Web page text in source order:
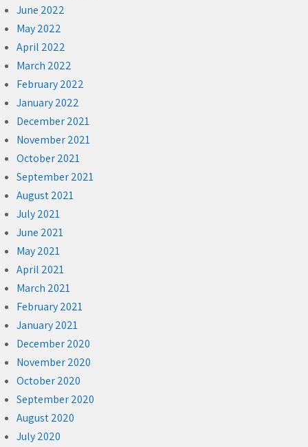
June 2022
May 2022
April 2022
March 2022
February 2022
January 2022
December 2021
November 2021
October 2021
September 2021
August 2021
July 2021
June 2021
May 2021
April 2021
March 2021
February 2021
January 2021
December 2020
November 2020
October 2020
September 2020
August 2020
July 2020